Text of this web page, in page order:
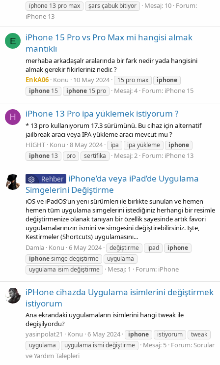
i̇phone 13 pro max şars çabuk bitiyor Mesaj: 10 Forum:
iPhone 13
E
iPhone 15 Pro vs Pro Max mi hangisi almak
mantıklı
merhaba arkadaşalr aralarında bir fark nedir yada hangisini
almak gerekir fikirleriniz nedir. ?
EnkA06 Konu 10 May 2024 15 pro max
iphone
iphone 15 iphone 15 pro Mesaj: 4 Forum: iPhone 15
H iPhone 13 Pro ipa yüklemek istiyorum ?
* 13 pro kullanıyorum 17.3 sürümünü. Bu cihaz için alternatif
jailbreak aracı veya IPA yükleme aracı mevcut mu ?
HİGHT Konu 8 May 2024 ipa ipa yükleme
iphone
iphone 13 pro sertifika Mesaj: 2 Forum: iPhone 13
Rehber iPhone’da veya iPad’de Uygulama
Simgelerini Değiştirme
iOS ve iPadOS‘un yeni sürümleri ile birlikte sunulan ve hemen
hemen tüm uygulama simgelerini istediğiniz herhangi bir resimle
değiştirmenize olanak tanıyan bir özellik sayesinde artık favori
uygulamalarınızın ismini ve simgesini değiştirebilirsiniz. İşte,
Kestirmeler (Shortcuts) uygulamasını...
Damla Konu 6 May 2024 değiştirme ipad
iphone
iphonesimge degiştirme
uygulama
uygulama isim değiştirme
Mesaj: 1 Forum: iPhone
iPHone cihazda Uygulama isimlerini değiştirmek
istiyorum
Ana ekrandaki uygulamaların isimlerini hangi tweak ile
degişilyordu?
yasinpolat21
Konu 6 May 2024 iphone istiyorum
tweak
uygulama
uygulama ismi değiştirme Mesaj: 5 Forum:Sorular
ve Yardım Talepleri